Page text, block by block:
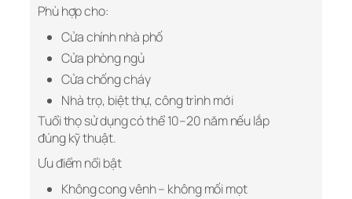
Phù hợp cho:
Cửa chính nhà phố
Cửa phòng ngủ
Cửa chống cháy
Nhà trọ, biệt thự, công trình mới
Tuổi thọ sử dụng có thể 10–20 năm nếu lắp
đúng kỹ thuật.
Ưu điểm nổi bật
Không cong vênh – không mối mọt